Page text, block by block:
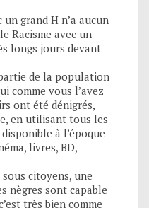
un grand H n’a aucun
Racisme avec un
longs jours devant
de la population
comme vous l’avez
ont été dénigrés,
en utilisant tous les
à l’époque
livres, BD,
citoyens, une
nègres sont capable
très bien comme